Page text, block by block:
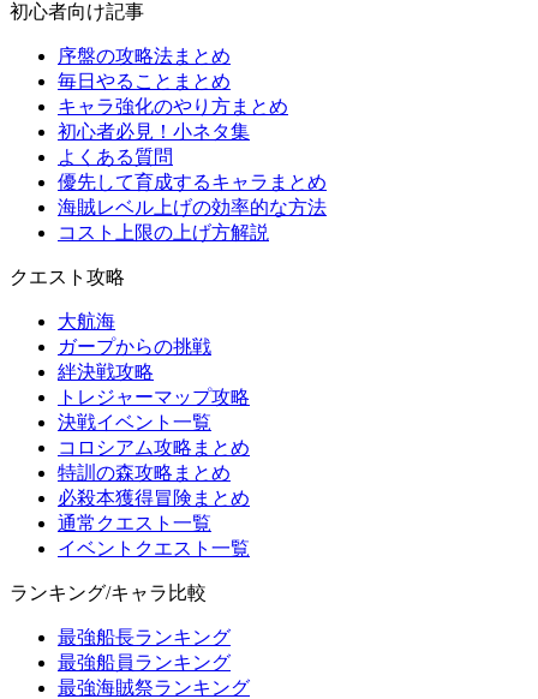
初心者向け記事
序盤の攻略法まとめ
毎日やることまとめ
キャラ強化のやり方まとめ
初心者必見！小ネタ集
よくある質問
優先して育成するキャラまとめ
海賊レベル上げの効率的な方法
コスト上限の上げ方解説
クエスト攻略
大航海
ガープからの挑戦
絆決戦攻略
トレジャーマップ攻略
決戦イベント一覧
コロシアム攻略まとめ
特訓の森攻略まとめ
必殺本獲得冒険まとめ
通常クエスト一覧
イベントクエスト一覧
ランキング/キャラ比較
最強船長ランキング
最強船員ランキング
最強海賊祭ランキング